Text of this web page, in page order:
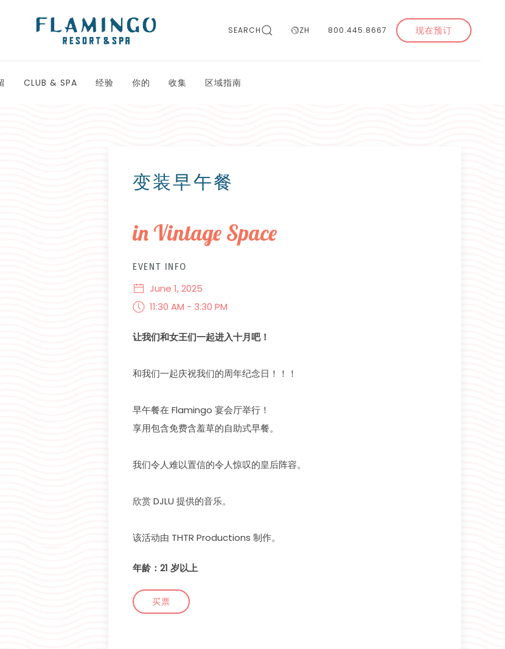
SEARCH ZH 800.445.8667 现在预订
CLUB & SPA 经验 你的 收集 区域指南
变装早午餐
in Vintage Space
EVENT INFO
June 1, 2025
11:30 AM - 3:30 PM
让我们和女王们一起进入十月吧！
和我们一起庆祝我们的周年纪念日！！！
早午餐在 Flamingo 宴会厅举行！
享用包含免费含羞草的自助式早餐。
我们令人难以置信的令人惊叹的皇后阵容。
欣赏 DJLU 提供的音乐。
该活动由 THTR Productions 制作。
年龄：21 岁以上
买票